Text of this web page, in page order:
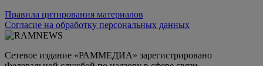
Правила цитирования материалов
Согласие на обработку персональных данных
Сетевое издание «РАММЕДИА» зарегистрировано